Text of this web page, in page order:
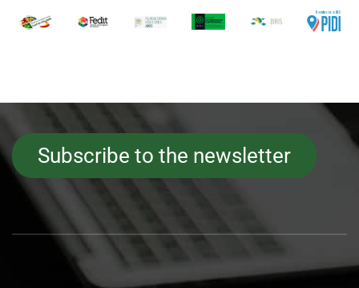
Subscribe to the newsletter